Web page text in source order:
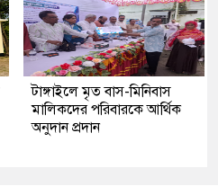
টাঙ্গাইলে মৃত বাস-মিনিবাস
মালিকদের পরিবারকে আর্থিক
অনুদান প্রদান